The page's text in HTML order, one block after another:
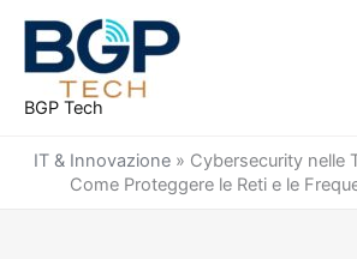
contenuto
BGP Tech
IT & Innovazione » Cybersecurity nelle
Come Proteggere le Reti e le